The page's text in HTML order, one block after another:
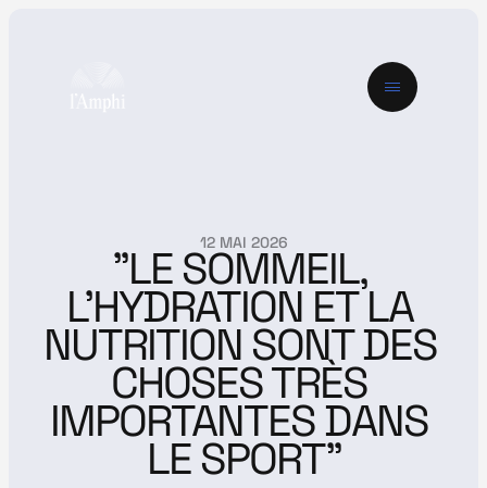
12 MAI 2026
"LE SOMMEIL,
L'HYDRATION ET LA
NUTRITION SONT DES
CHOSES TRÈS
IMPORTANTES DANS
LE SPORT"